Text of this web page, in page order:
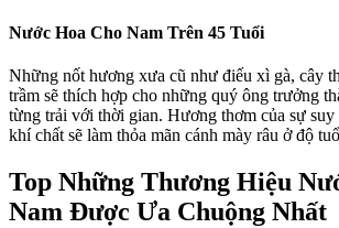
Nước Hoa Cho Nam Trên 45 Tuổi
Những nốt hương xưa cũ như điếu xì gà, cây
trầm sẽ thích hợp cho những quý ông trưởng
từng trải với thời gian. Hương thơm của sự suy
khí chất sẽ làm thỏa mãn cánh mày râu ở độ
Top Những Thương Hiệu
Nam Được Ưa Chuộng Nhất